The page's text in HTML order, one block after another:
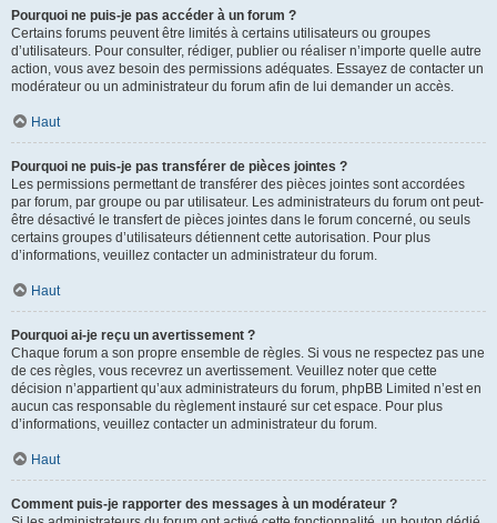
Pourquoi ne puis-je pas accéder à un forum ?
Certains forums peuvent être limités à certains utilisateurs ou groupes
d’utilisateurs. Pour consulter, rédiger, publier ou réaliser n’importe quelle autre
action, vous avez besoin des permissions adéquates. Essayez de contacter un
modérateur ou un administrateur du forum afin de lui demander un accès.
Haut
Pourquoi ne puis-je pas transférer de pièces jointes ?
Les permissions permettant de transférer des pièces jointes sont accordées
par forum, par groupe ou par utilisateur. Les administrateurs du forum ont peut-
être désactivé le transfert de pièces jointes dans le forum concerné, ou seuls
certains groupes d’utilisateurs détiennent cette autorisation. Pour plus
d’informations, veuillez contacter un administrateur du forum.
Haut
Pourquoi ai-je reçu un avertissement ?
Chaque forum a son propre ensemble de règles. Si vous ne respectez pas une
de ces règles, vous recevrez un avertissement. Veuillez noter que cette
décision n’appartient qu’aux administrateurs du forum, phpBB Limited n’est en
aucun cas responsable du règlement instauré sur cet espace. Pour plus
d’informations, veuillez contacter un administrateur du forum.
Haut
Comment puis-je rapporter des messages à un modérateur ?